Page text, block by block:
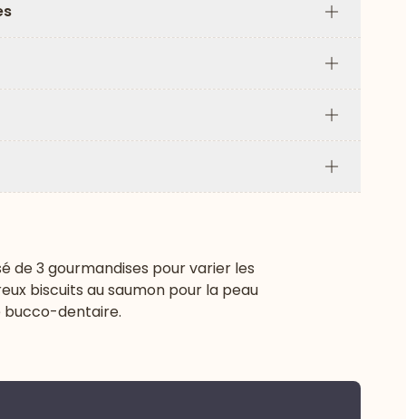
Plus
Plus
Plus
Plus
de 3 gourmandises pour varier les
biscuits au saumon pour la peau
bucco-dentaire.